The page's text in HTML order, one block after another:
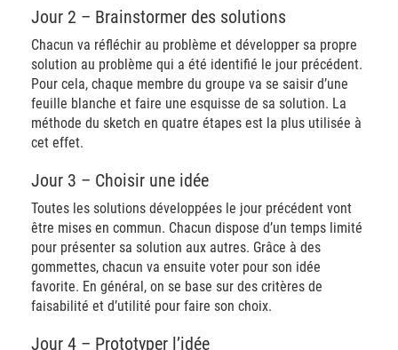
Jour 2 – Brainstormer des solutions
Chacun va réfléchir au problème et développer sa propre
solution au problème qui a été identifié le jour précédent.
Pour cela, chaque membre du groupe va se saisir d’une
feuille blanche et faire une esquisse de sa solution. La
méthode du sketch en quatre étapes est la plus utilisée à
cet effet.
Jour 3 – Choisir une idée
Toutes les solutions développées le jour précédent vont
être mises en commun. Chacun dispose d’un temps limité
pour présenter sa solution aux autres. Grâce à des
gommettes, chacun va ensuite voter pour son idée
favorite. En général, on se base sur des critères de
faisabilité et d’utilité pour faire son choix.
Jour 4 – Prototyper l’idée